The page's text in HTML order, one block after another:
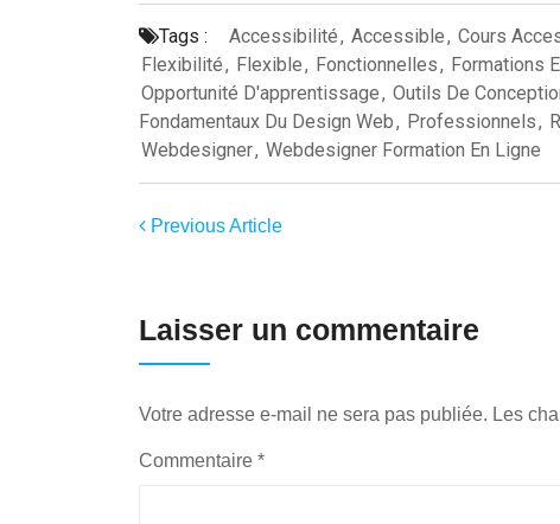
Tags : Accessibilité, Accessible, Cours
Flexibilité, Flexible, Fonctionnelles, Formations
Opportunité D'apprentissage, Outils De
Fondamentaux Du Design Web, Professionnels,
Webdesigner, Webdesigner Formation En Ligne
Previous Article
Laisser un commentaire
Votre adresse e-mail ne sera pas publiée. Les
Commentaire *